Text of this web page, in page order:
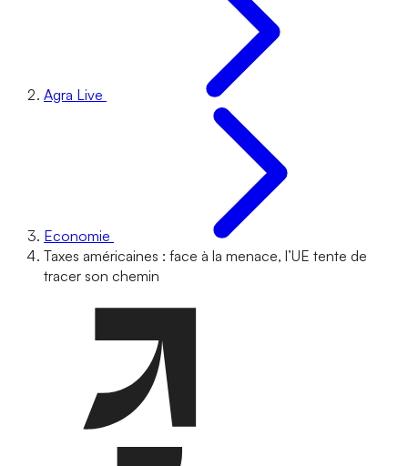
Agra Live
Economie
Taxes américaines : face à la menace, l’UE tente de
tracer son chemin